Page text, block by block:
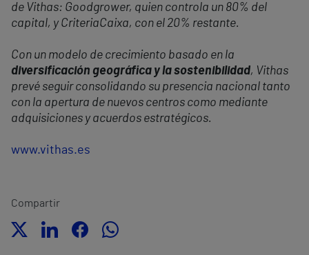
de Vithas: Goodgrower, quien controla un 80% del
capital, y CriteriaCaixa, con el 20% restante.
Con un modelo de crecimiento basado en la
diversificación geográfica y la sostenibilidad, Vithas
prevé seguir consolidando su presencia nacional tanto
con la apertura de nuevos centros como mediante
adquisiciones y acuerdos estratégicos.
www.vithas.es
Compartir